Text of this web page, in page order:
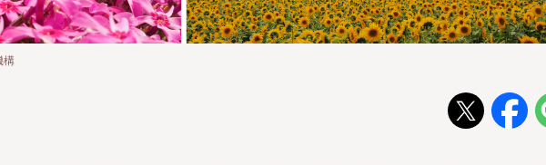
構